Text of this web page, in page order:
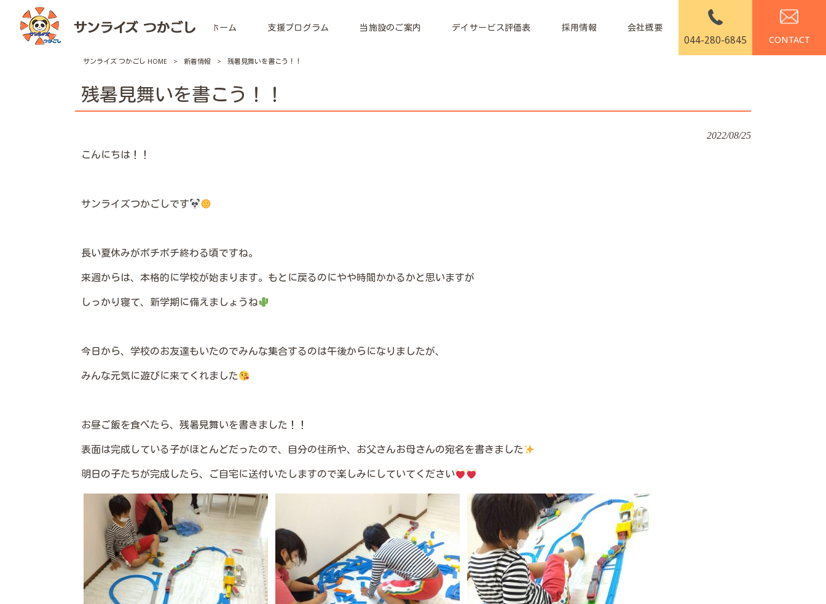
044-280-6845
ホーム 支援プログラム 当施設のご案内 デイサービス評価表 採用情報 会社概要
サンライズ つかごし HOME > 新着情報 > 残暑見舞いを書こう！！
残暑見舞いを書こう！！
2022/08/25
こんにちは！！
サンライズつかごしです
長い夏休みがボチボチ終わる頃ですね。
来週からは、本格的に学校が始まります。もとに戻るのにやや時間かかるかと思いますが
しっかり寝て、新学期に備えましょうね
今日から、学校のお友達もいたのでみんな集合するのは午後からになりましたが、
みんな元気に遊びに来てくれました
お昼ご飯を食べたら、残暑見舞いを書きました！！
表面は完成している子がほとんどだったので、自分の住所や、お父さんお母さんの宛名を書きました
明日の子たちが完成したら、ご自宅に送付いたしますので楽しみにしていてください